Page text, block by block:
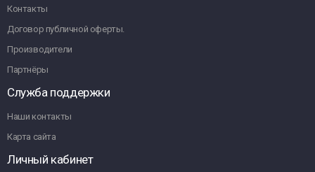
Контакты
Договор публичной оферты.
Производители
Партнёры
Служба поддержки
Наши контакты
Карта сайта
Личный кабинет